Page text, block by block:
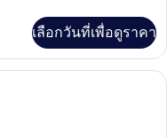
เลือกวันที่เพื่อดูราคา